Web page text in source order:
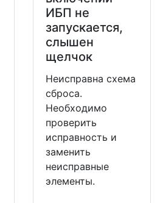
ИБП не
запускается,
слышен
щелчок
Неисправна схема
сброса.
Необходимо
проверить
исправность и
заменить
неисправные
элементы.